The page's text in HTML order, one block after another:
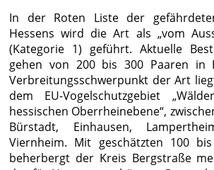
In der Roten Liste der
Hessens wird die Art als „vom
(Kategorie 1) geführt. Aktuelle
gehen von 200 bis 300 Paaren in
Verbreitungsschwerpunkt der Art
dem EU-Vogelschutzgebiet
hessischen Oberrheinebene“,
Bürstadt, Einhausen,
Viernheim. Mit geschätzten 100
beherbergt der Kreis Bergstraße